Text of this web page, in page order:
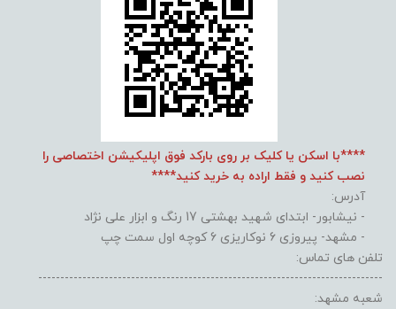
****با اسکن یا کلیک بر روی بارکد فوق اپلیکیشن اختصاصی را
نصب کنید و فقط اراده به خرید کنید****
آدرس:
- نیشابور- ابتدای شهید بهشتی 17 رنگ و ابزار علی نژاد
- مشهد- پیروزی 6 نوکاریزی 6 کوچه اول سمت چپ
تلفن های تماس:
------------------------------------------------------------------------------
شعبه مشهد: